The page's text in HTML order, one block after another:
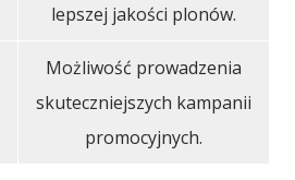
lepszej jakości plonów.
Możliwość prowadzenia
skuteczniejszych kampanii
promocyjnych.